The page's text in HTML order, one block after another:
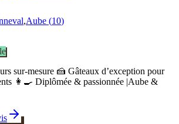
,Aube (10)
sur-mesure 🍰 Gâteaux d’exception pour
👩‍🍳 Diplômée & passionnée |Aube &